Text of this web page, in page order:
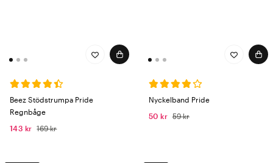
Beez Stödstrumpa Pride
Regnbåge
143 kr
169 kr
Nyckelband Pride
50 kr 59 kr